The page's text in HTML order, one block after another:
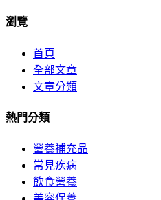
瀏覽
首頁
全部文章
文章分類
熱門分類
營養補充品
常見疾病
飲食營養